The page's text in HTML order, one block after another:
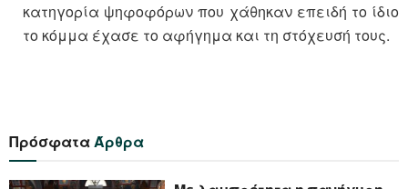
κατηγορία ψηφοφόρων που χάθηκαν επειδή το ίδιο
το κόμμα έχασε το αφήγημα και τη στόχευσή τους.
ΠρόσφαταΆρθρα